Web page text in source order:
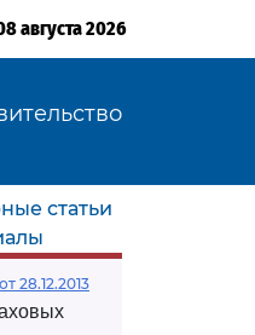
августа 2026
статьи
28.12.2013